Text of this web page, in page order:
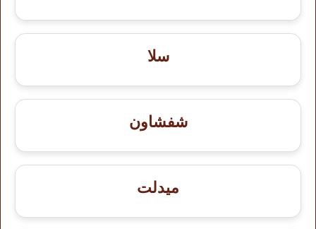
سلا
شفشاون
ميدلت